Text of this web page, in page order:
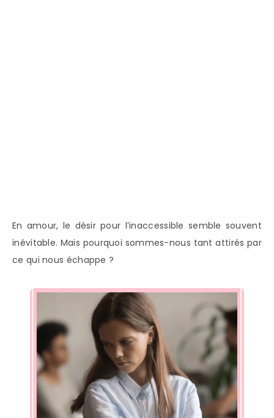
En amour, le désir pour l’inaccessible semble souvent
inévitable. Mais pourquoi sommes-nous tant attirés par
ce qui nous échappe ?